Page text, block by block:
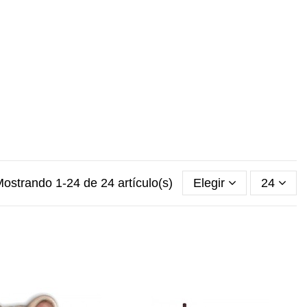
1-24 de 24 artículo(s) Elegir 24